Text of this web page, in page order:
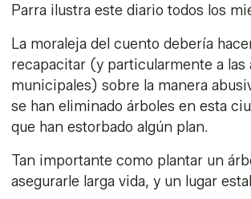
Parra ilustra este diario todos los
La moraleja del cuento debería
recapacitar (y particularmente a las
municipales) sobre la manera
se han eliminado árboles en esta
que han estorbado algún plan.
Tan importante como plantar un
asegurarle larga vida, y un lugar